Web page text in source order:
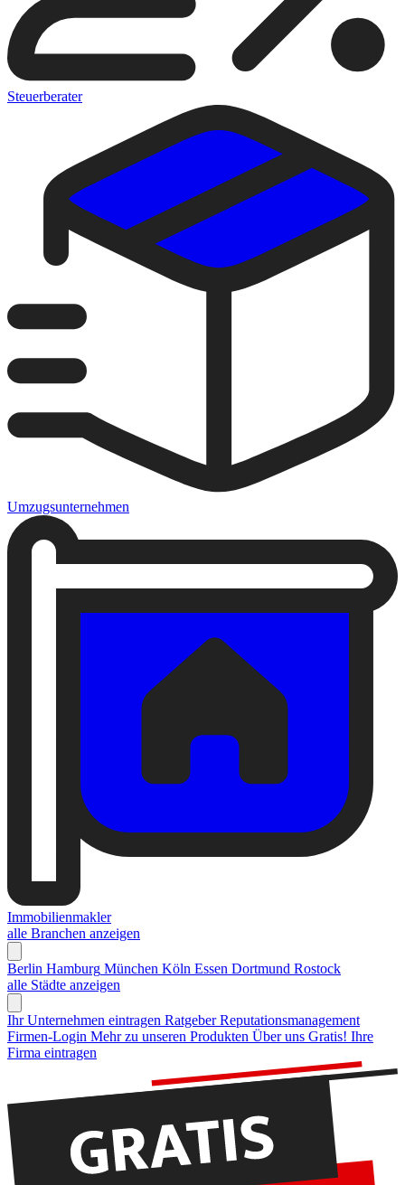
Steuerberater
Umzugsunternehmen
Immobilienmakler
alle Branchen anzeigen
Berlin Hamburg München Köln Essen Dortmund Rostock
alle Städte anzeigen
Ihr Unternehmen eintragen Ratgeber Reputationsmanagement
Firmen-Login Mehr zu unseren Produkten Über uns Gratis! Ihre
Firma eintragen